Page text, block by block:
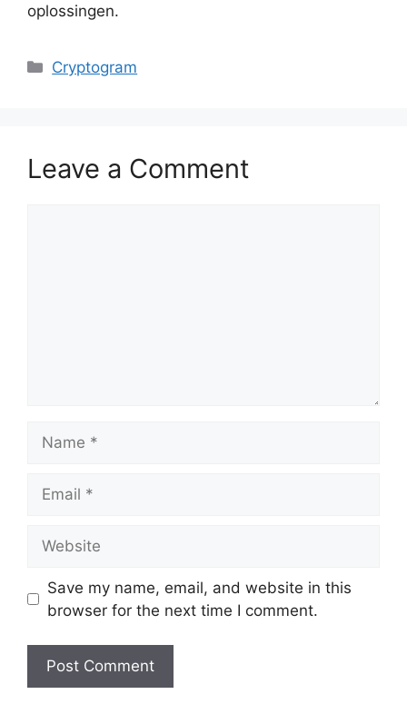
oplossingen.
Categories
Cryptogram
Leave a Comment
Save my name, email, and website in this
browser for the next time I comment.